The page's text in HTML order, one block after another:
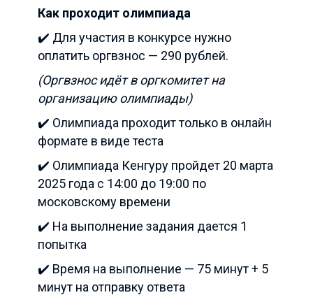
Как проходит олимпиада
✔️ Для участия в конкурсе нужно
оплатить оргвзнос — 290 рублей.
(Оргвзнос идёт в оргкомитет на
организацию олимпиады)
✔️ Олимпиада проходит только в онлайн
формате в виде теста
✔️ Олимпиада Кенгуру пройдет 20 марта
2025 года с 14:00 до 19:00 по
московскому времени
✔️ На выполнение задания дается 1
попытка
✔️ Время на выполнение — 75 минут + 5
минут на отправку ответа